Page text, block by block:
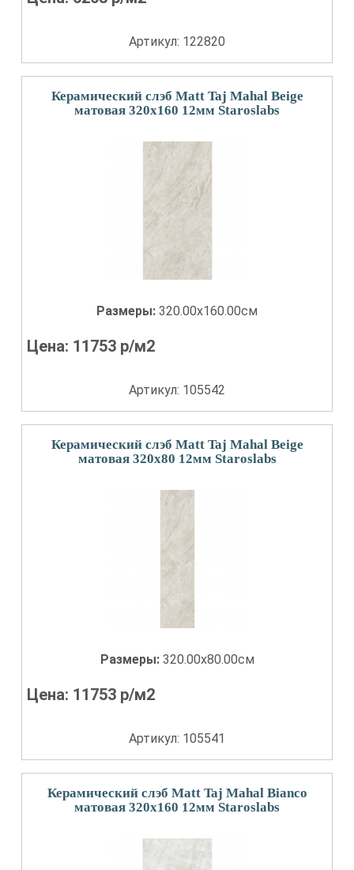
Артикул: 122820
Керамический слэб Matt Taj Mahal Beige
матовая 320x160 12мм Staroslabs
Размеры: 320.00x160.00см
Цена: 11753 р/м2
Артикул: 105542
Керамический слэб Matt Taj Mahal Beige
матовая 320x80 12мм Staroslabs
Размеры: 320.00x80.00см
Цена: 11753 р/м2
Артикул: 105541
Керамический слэб Matt Taj Mahal Bianco
матовая 320x160 12мм Staroslabs